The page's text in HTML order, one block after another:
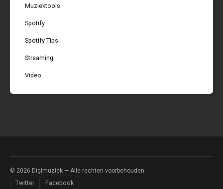
Muziektools
Spotify
Spotify Tips
Streaming
Video
© 2026 Digimuziek — Alle rechten voorbehouden.
Twitter
Facebook